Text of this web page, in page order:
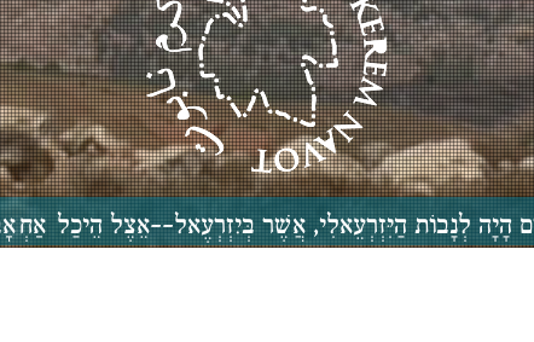
הָיָה לְנָבוֹת הַיִּזְרְעֵאלִי, אֲשֶׁר בְּיִזְרְעֶאל--אֵצֶל